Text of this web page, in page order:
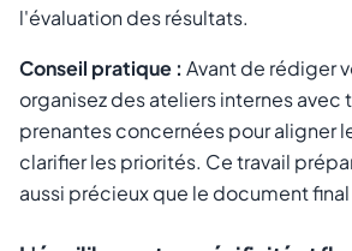
l'évaluation des résultats.
Conseil pratique : Avant de rédiger
organisez des ateliers internes avec
prenantes concernées pour aligner
clarifier les priorités. Ce travail
aussi précieux que le document